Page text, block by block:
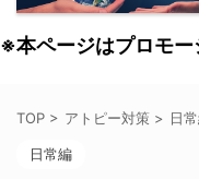
※本ページはプロモー
TOP > アトピー対策 > 日
日常編